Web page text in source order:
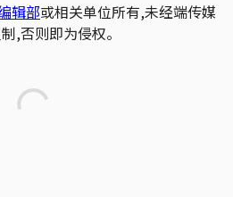
辑部或相关单位所有,未经端传媒
,否则即为侵权。